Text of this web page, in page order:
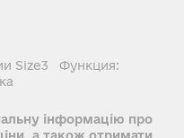
Size3 Функция:
інформацію про